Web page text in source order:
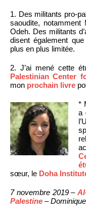
1. Des militants pro-
saoudite, notamment
Odeh. Des militants
disent également
plus en plus limitée.
2. J’ai mené cette
Palestinian Center
mon prochain livre
*
a
sœur, le Doha
7 novembre 2019 –
Palestine –